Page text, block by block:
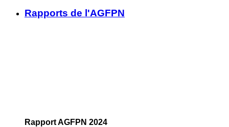
Rapports de l'AGFPN
Rapport AGFPN 2024